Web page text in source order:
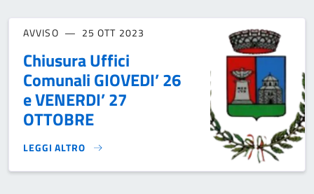
AVVISO 25 OTT 2023
Chiusura Uffici
Comunali GIOVEDI’ 26
e VENERDI’ 27
OTTOBRE
LEGGI ALTRO
CHIUSURA UFFICI COMUNALI GIOVEDI’ 26 E VENERDI’ 27